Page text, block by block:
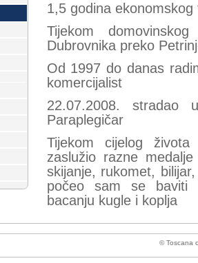
1,5 godina
Tijekom
Dubrovnika preko
Od 1997 do danas
komercijalist
22.07.2008. stradao
Paraplegičar
Tijekom cijelog
zaslužio razne
skijanje, rukomet,
počeo sam se baviti
bacanju kugle i koplja
© Toscana